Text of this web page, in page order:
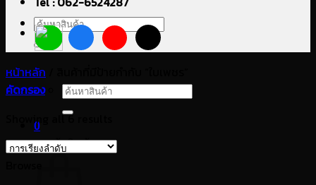
ค้นหา:
ค้นหา:
0
ตะกร้าสินค้า
หน้าหลัก
คัดกรอง
Showing all 6 results